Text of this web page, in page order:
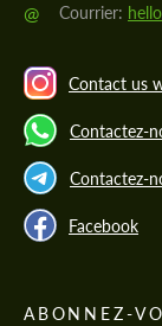
@ Courrier:
Contact us
Contactez-
Contactez-
Facebook
ABONNEZ-